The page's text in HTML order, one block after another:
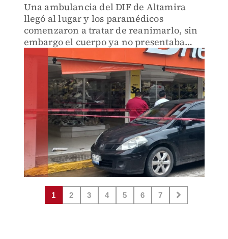
Una ambulancia del DIF de Altamira
llegó al lugar y los paramédicos
comenzaron a tratar de reanimarlo, sin
embargo el cuerpo ya no presentaba
signos vitales.
1 2 3 4 5 6 7